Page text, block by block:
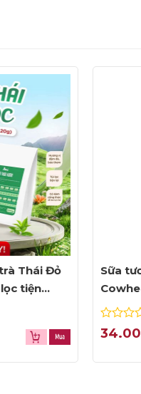
Thái Đỏ
tiện
Sữa
0
out
5